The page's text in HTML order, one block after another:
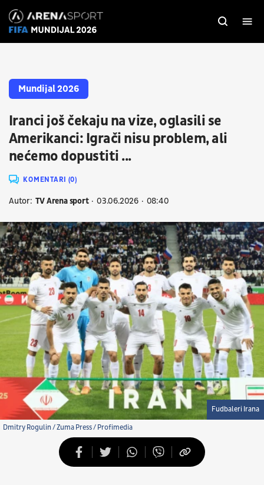
Mundijal 2026
Iranci još čekaju na vize, oglasili se
Amerikanci: Igrači nisu problem, ali
nećemo dopustiti ...
KOMENTARI (0)
Autor: TV Arena sport 03.06.2026 08:40
Dmitry Rogulin / Zuma Press / Profimedia
Fudbaleri Irana